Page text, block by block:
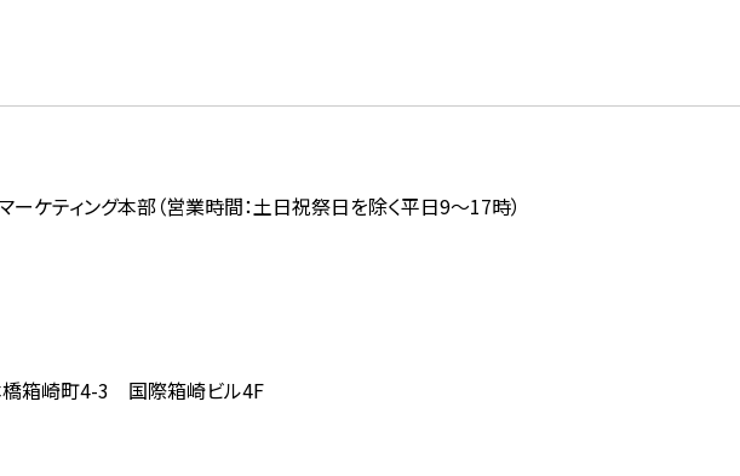
ケティング本部（営業時間：土日祝祭日を除く平日9～17時）
箱崎町4-3 国際箱崎ビル4F